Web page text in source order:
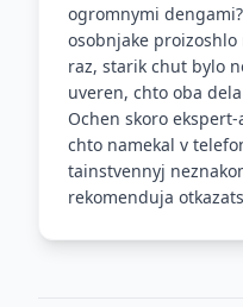
ogromnymi
osobnjake
raz, starik chut bylo
uveren, chto oba
Ochen skoro
chto namekal v
tainstvennyj
rekomenduja